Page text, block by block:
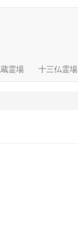
霊場 十三仏霊場